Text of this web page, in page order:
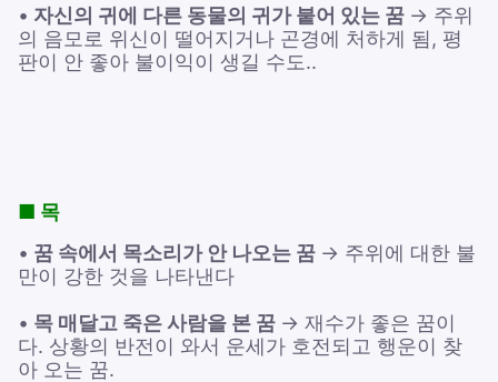
• 자신의 귀에 다른 동물의 귀가 붙어 있는 꿈 → 주위
의 음모로 위신이 떨어지거나 곤경에 처하게 됨, 평
판이 안 좋아 불이익이 생길 수도..
■ 목
• 꿈 속에서 목소리가 안 나오는 꿈 → 주위에 대한 불
만이 강한 것을 나타낸다
• 목 매달고 죽은 사람을 본 꿈 → 재수가 좋은 꿈이
다. 상황의 반전이 와서 운세가 호전되고 행운이 찾
아 오는 꿈.